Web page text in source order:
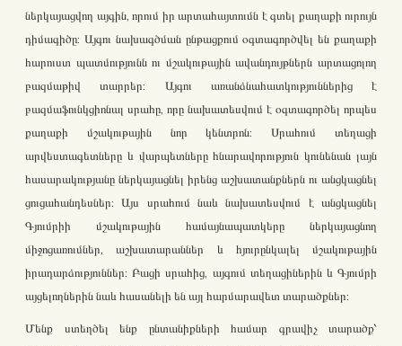
ներկայացվող այգին, որում իր արտահայտումն է գտել քաղաքի ուրույն
դիմագիծը: Այգու նախագծման ընթացքում օգտագործվել են քաղաքի
հարուստ պատմությունն ու մշակութային ավանդույթներն արտացոլող
բազմաթիվ տարրեր: Այգու առանձնահատկություններից է
բազմաֆունկցիոնալ սրահը, որը նախատեսվում է օգտագործել որպես
քաղաքի մշակութային նոր կենտրոն: Սրահում տեղացի
արվեստագետները և վարպետները հնարավորություն կունենան լայն
հասարակությանը ներկայացնել իրենց աշխատանքներն ու անցկացնել
ցուցահանդեսներ: Այս սրահում նաև նախատեսվում է անցկացնել
Գյումրիի մշակութային համայնապատկերը ներկայացնող
միջոցառումներ, աշխատարաններ և հյուրընկալել մշակութային
իրադարձություններ: Բացի սրահից, այգում տեղացիներին և Գյումրի
այցելողներին նաև հասանելի են այլ հարմարավետ տարածքներ:
Մենք ստեղծել ենք ընտանիքների համար գրավիչ տարածք՝